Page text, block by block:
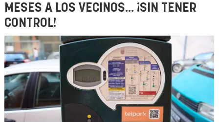
MESES A LOS VECINOS... ¡SIN TENER
CONTROL!